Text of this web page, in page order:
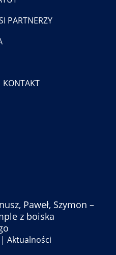
PARTNERZY
KONTAKT
Paweł, Szymon –
z boiska
|Aktualności